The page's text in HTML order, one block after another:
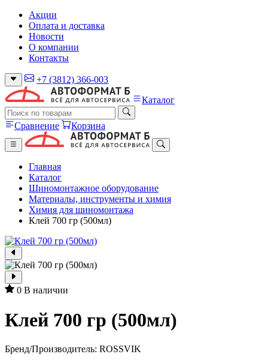
Акции
Оплата и доставка
Новости
О компании
Контакты
+7 (3812) 366-003
Каталог
Сравнение Корзина
Главная
Каталог
Шиномонтажное оборудование
Материалы, инструменты и химия
Химия для шиномонтажа
Клей 700 гр (500мл)
0 В наличии
Клей 700 гр (500мл)
Бренд/Производитель: ROSSVIK